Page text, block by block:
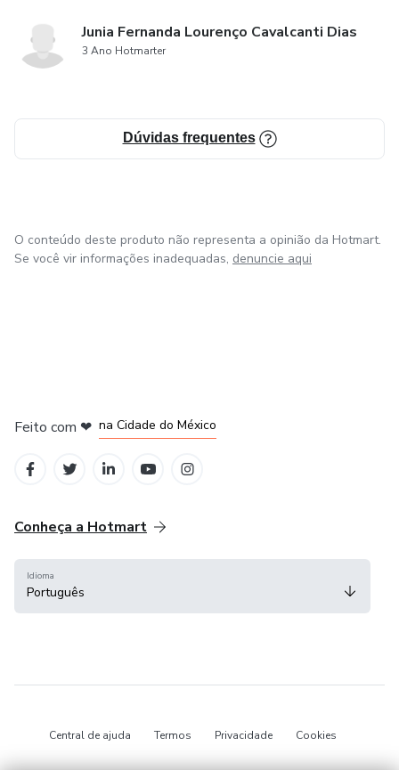
Junia Fernanda Lourenço Cavalcanti Dias
3 Ano Hotmarter
Dúvidas frequentes
O conteúdo deste produto não representa a opinião da Hotmart.
Se você vir informações inadequadas, denuncie aqui
Feito com ❤ na Cidade do México
Conheça a Hotmart
Idioma
Português
Central de ajuda Termos Privacidade Cookies